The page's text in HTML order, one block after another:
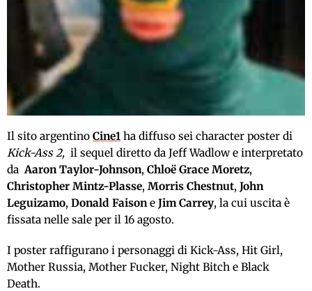
Il sito argentino Cine1 ha diffuso sei character poster di
Kick-Ass 2, il sequel diretto da Jeff Wadlow e interpretato
daAaron Taylor-Johnson, Chloë Grace Moretz,
Christopher Mintz-Plasse, Morris Chestnut, John
Leguizamo, Donald Faisone Jim Carrey, la cui uscita è
fissata nelle sale per il 16 agosto.
I poster raffigurano i personaggi di Kick-Ass, Hit Girl,
Mother Russia, Mother Fucker, Night Bitch e Black
Death.